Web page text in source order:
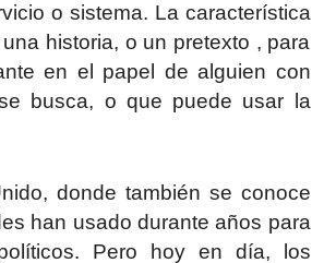
o sistema. La característica
historia, o un pretexto , para
en el papel de alguien con
busca, o que puede usar la
donde también se conoce
han usado durante años para
Pero hoy en día, los